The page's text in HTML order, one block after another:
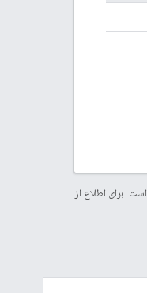
است. برای اطلاع از